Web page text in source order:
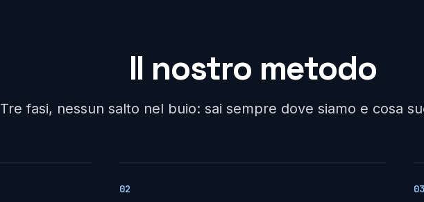
Il nostro metodo
Tre fasi, nessun salto nel buio: sai sempre dove siamo e cosa
02 03